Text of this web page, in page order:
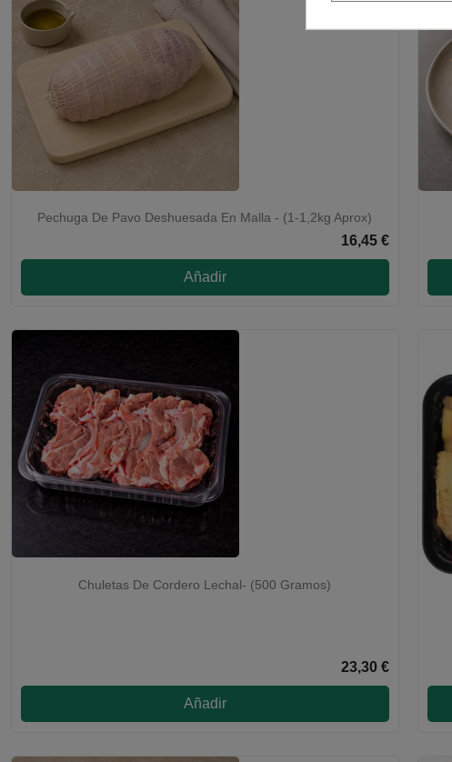
Pechuga De Pavo Deshuesada En Malla - (1-1,2kg Aprox)
16,45 €
Añadir
Chuletas De Cordero Lechal- (500 Gramos)
23,30 €
Añadir